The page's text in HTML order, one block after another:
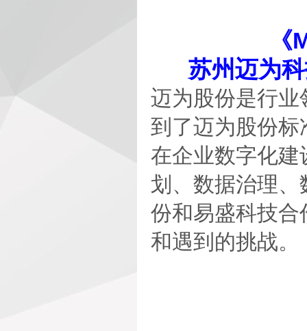
苏州迈为
迈为股份是行
到了迈为股份
在企业数字化
划、数据治理
份和易盛科技
和遇到的挑战。